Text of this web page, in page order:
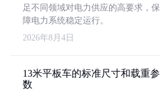
足不同领域对电力供应的高要求，保
障电力系统稳定运行。
2026年8月4日
13米平板车的标准尺寸和载重参
数